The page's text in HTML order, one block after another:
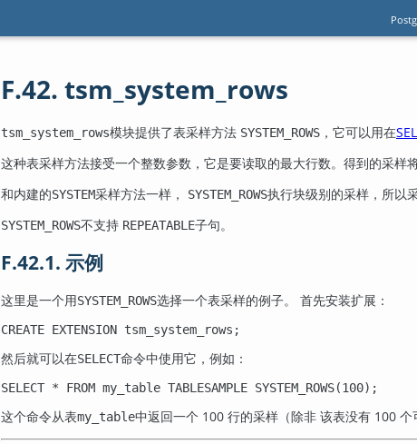
F.42. tsm_system_rows
tsm_system_rows模块提供了表采样方法 SYSTEM_ROWS ，它可以用在
这种表采样方法接受一个整数参数，它是要读取的最大行数。得到的采样
和内建的SYSTEM采样方法一样， SYSTEM_ROWS执行块级别的采样，所以
SYSTEM_ROWS不支持 REPEATABLE子句。
F.42.1. 示例
这里是一个用SYSTEM_ROWS选择一个表采样的例子。 首先安装扩展：
CREATE EXTENSION tsm_system_rows;
然后就可以在SELECT命令中使用它，例如：
SELECT * FROM my_table TABLESAMPLE SYSTEM_ROWS(100);
这个命令从表my_table中返回一个 100 行的采样（除非 该表没有 100 个